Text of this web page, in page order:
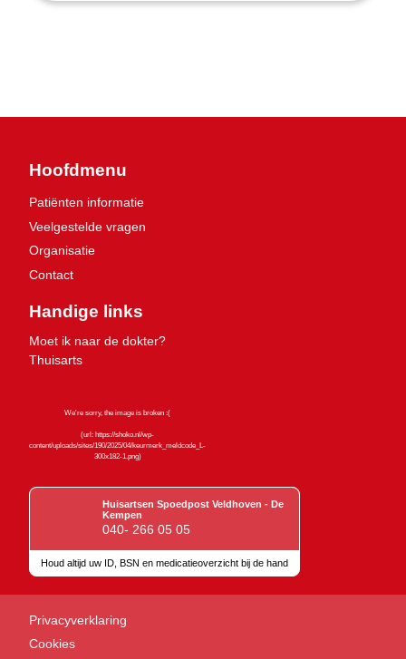
Hoofdmenu
Patiënten informatie
Veelgestelde vragen
Organisatie
Contact
Handige links
Moet ik naar de dokter?
Thuisarts
Huisartsen Spoedpost Veldhoven - De
Kempen
040- 266 05 05
Houd altijd uw ID, BSN en medicatieoverzicht bij de hand
Privacyverklaring
Cookies